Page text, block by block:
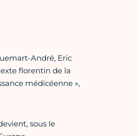
André, Eric
florentin de la
médicéenne »,
sous le